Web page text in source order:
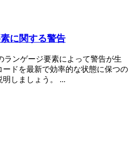
に関する警告
ランゲージ要素によって警告が生
ードを最新で効率的な状態に保つの
しましょう。 ...